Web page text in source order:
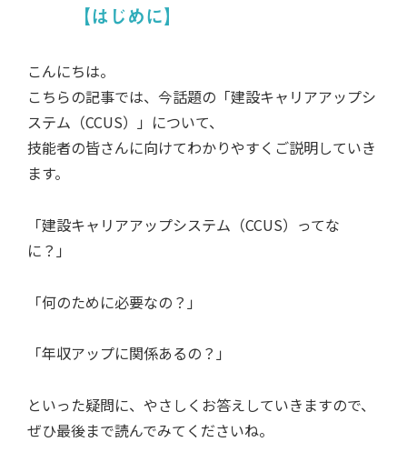
【はじめに】
こんにちは。
こちらの記事では、今話題の「建設キャリアアップシ
ステム（CCUS）」について、
技能者の皆さんに向けてわかりやすくご説明していき
ます。
「建設キャリアアップシステム（CCUS）ってな
に？」
「何のために必要なの？」
「年収アップに関係あるの？」
といった疑問に、やさしくお答えしていきますので、
ぜひ最後まで読んでみてくださいね。